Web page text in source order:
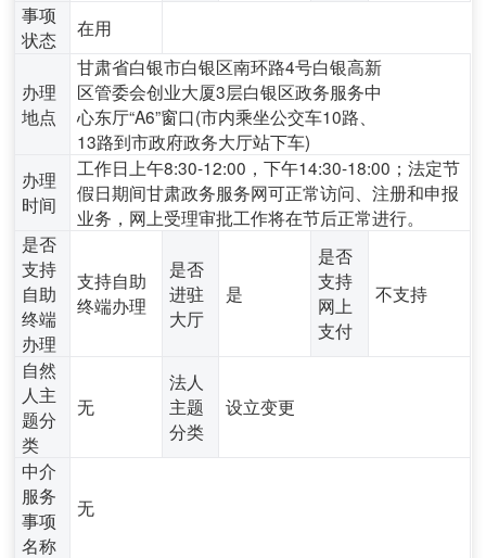
事项
状态
在用
办理
地点
甘肃省白银市白银区南环路4号白银高新
区管委会创业大厦3层白银区政务服务中
心东厅“A6”窗口(市内乘坐公交车10路、
13路到市政府政务大厅站下车)
办理
时间
工作日上午8:30-12:00，下午14:30-18:00；法定节
假日期间甘肃政务服务网可正常访问、注册和申报
业务，网上受理审批工作将在节后正常进行。
是否
支持
自助
终端
办理
支持自助
终端办理
是否
进驻
大厅
是
是否
支持
网上
支付
不支持
自然
人主
题分
类
无
法人
主题
分类
设立变更
中介
服务
事项
名称
无